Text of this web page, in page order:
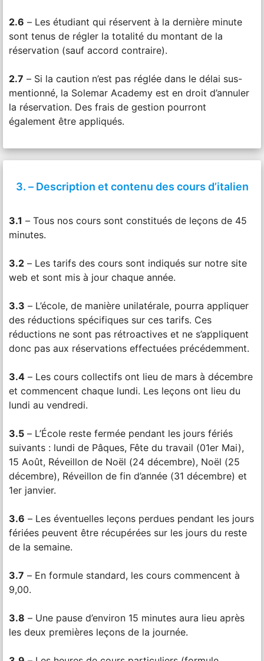
2.6 – Les étudiant qui réservent à la dernière minute
sont tenus de régler la totalité du montant de la
réservation (sauf accord contraire).
2.7 – Si la caution n’est pas réglée dans le délai sus-
mentionné, la Solemar Academy est en droit d’annuler
la réservation. Des frais de gestion pourront
également être appliqués.
3. – Description et contenu des cours d’italien
3.1 – Tous nos cours sont constitués de leçons de 45
minutes.
3.2 – Les tarifs des cours sont indiqués sur notre site
web et sont mis à jour chaque année.
3.3 – L’école, de manière unilatérale, pourra appliquer
des réductions spécifiques sur ces tarifs. Ces
réductions ne sont pas rétroactives et ne s’appliquent
donc pas aux réservations effectuées précédemment.
3.4 – Les cours collectifs ont lieu de mars à décembre
et commencent chaque lundi. Les leçons ont lieu du
lundi au vendredi.
3.5 – L’École reste fermée pendant les jours fériés
suivants : lundi de Pâques, Fête du travail (01er Mai),
15 Août, Réveillon de Noël (24 décembre), Noël (25
décembre), Réveillon de fin d’année (31 décembre) et
1er janvier.
3.6 – Les éventuelles leçons perdues pendant les jours
fériées peuvent être récupérées sur les jours du reste
de la semaine.
3.7 – En formule standard, les cours commencent à
9,00.
3.8 – Une pause d’environ 15 minutes aura lieu après
les deux premières leçons de la journée.